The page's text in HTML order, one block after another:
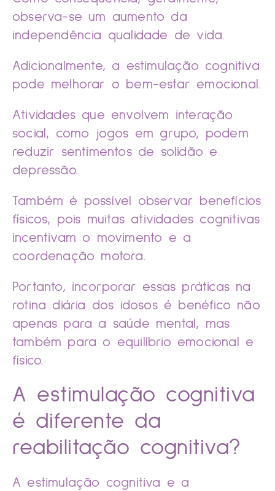
observa-se um aumento da
independência qualidade de vida.
Adicionalmente, a estimulação cognitiva
pode melhorar o bem-estar emocional.
Atividades que envolvem interação
social, como jogos em grupo, podem
reduzir sentimentos de solidão e
depressão.
Também é possível observar benefícios
físicos, pois muitas atividades cognitivas
incentivam o movimento e a
coordenação motora.
Portanto, incorporar essas práticas na
rotina diária dos idosos é benéfico não
apenas para a saúde mental, mas
também para o equilíbrio emocional e
físico.
A estimulação cognitiva
é diferente da
reabilitação cognitiva?
A estimulação cognitiva e a